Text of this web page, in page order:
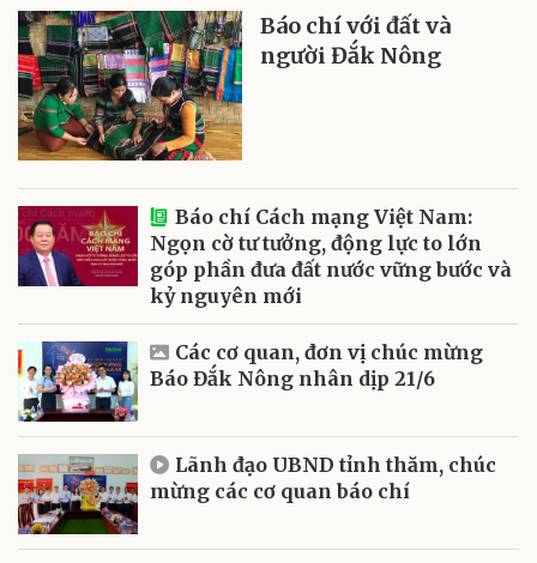
Báo chí với đất và
người Đắk Nông
Báo chí Cách mạng Việt Nam:
Ngọn cờ tư tưởng, động lực to lớn
góp phần đưa đất nước vững bước và
kỷ nguyên mới
Các cơ quan, đơn vị chúc mừng
Báo Đắk Nông nhân dịp 21/6
Lãnh đạo UBND tỉnh thăm, chúc
mừng các cơ quan báo chí